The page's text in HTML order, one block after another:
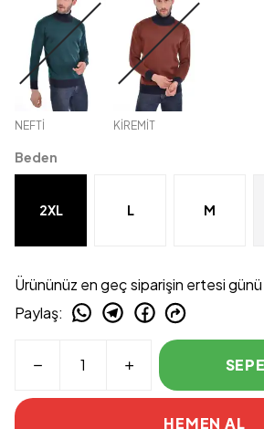
NEFTİ KİREMİT
Beden
2XL L M
Ürününüz en geç siparişin ertesi
Paylaş:
HEMEN AL